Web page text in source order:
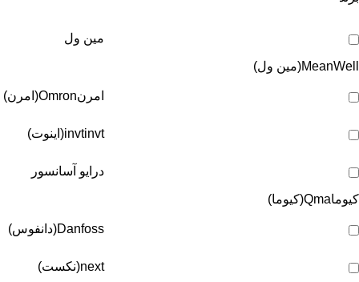
مین ول
MeanWell(مین ول)
امرنOmron(امرن)
invtinvt(اینوت)
درایو آسانسور
کیوماQma(کیوما)
Danfoss(دانفوس)
next(نکست)